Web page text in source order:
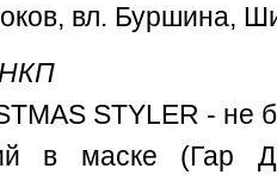
вл. Буршина,
НКП
STYLER - не
в маске